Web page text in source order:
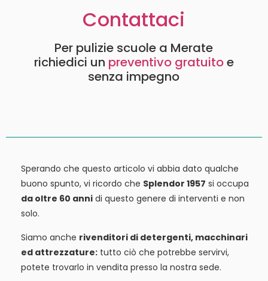
Contattaci
Per pulizie scuole a Merate
richiedici un preventivo gratuitoe
senza impegno
Sperando che questo articolo vi abbia dato qualche
buono spunto, vi ricordo che Splendor 1957 si occupa
da oltre 60 anni di questo genere di interventi e non
solo.
Siamo anche rivenditori di detergenti, macchinari
ed attrezzature: tutto ciò che potrebbe servirvi,
potete trovarlo in vendita presso la nostra sede.